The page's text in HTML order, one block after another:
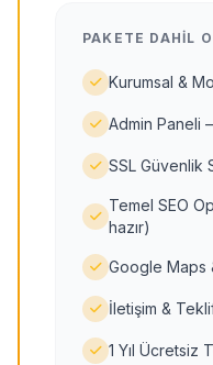
PAKETE DAHIL
Kurumsal &
Admin Paneli
SSL Güvenlik
Temel SEO
hazır)
Google Maps
İletişim &
1 Yıl Ücretsiz